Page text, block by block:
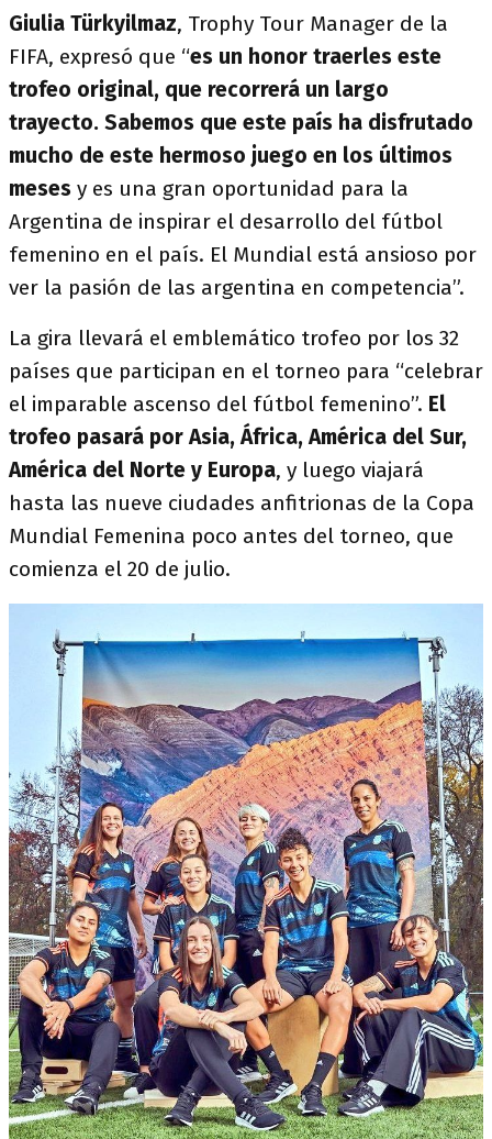
Giulia Türkyilmaz, Trophy Tour Manager de la
FIFA, expresó que “es un honor traerles este
trofeo original, que recorrerá un largo
trayecto. Sabemos que este país ha disfrutado
mucho de este hermoso juego en los últimos
meses y es una gran oportunidad para la
Argentina de inspirar el desarrollo del fútbol
femenino en el país. El Mundial está ansioso por
ver la pasión de las argentina en competencia”.
La gira llevará el emblemático trofeo por los 32
países que participan en el torneo para “celebrar
el imparable ascenso del fútbol femenino”. El
trofeo pasará por Asia, África, América del Sur,
América del Norte y Europa, y luego viajará
hasta las nueve ciudades anfitrionas de la Copa
Mundial Femenina poco antes del torneo, que
comienza el 20 de julio.